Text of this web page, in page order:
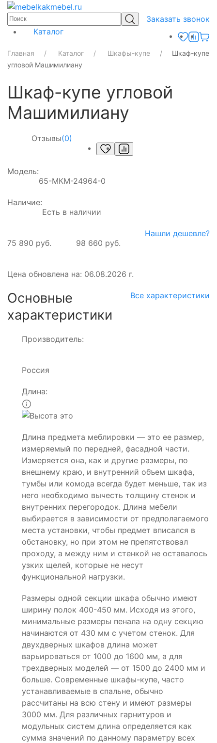
Заказать звонок
Каталог
Главная Каталог Шкафы-купе
Шкаф-купе
угловой Машимилиану
Шкаф-купе угловой
Машимилиану
Отзывы(0)
Модель:
65-МКМ-24964-0
Наличие:
Есть в наличии
75 890 руб. 98 660 руб.
Нашли дешевле?
Цена обновлена на: 06.08.2026 г.
Основные
характеристики
Все характеристики
Производитель:
Россия
Длина:
Длина предмета меблировки — это ее размер,
измеряемый по передней, фасадной части.
Измеряется она, как и другие размеры, по
внешнему краю, и внутренний объем шкафа,
тумбы или комода всегда будет меньше, так из
него необходимо вычесть толщину стенок и
внутренних перегородок. Длина мебели
выбирается в зависимости от предполагаемого
места установки, чтобы предмет вписался в
обстановку, но при этом не препятствовал
проходу, а между ним и стенкой не оставалось
узких щелей, которые не несут
функциональной нагрузки.
Размеры одной секции шкафа обычно имеют
ширину полок 400-450 мм. Исходя из этого,
минимальные размеры пенала на одну секцию
начинаются от 430 мм с учетом стенок. Для
двухдверных шкафов длина может
варьироваться от 1000 до 1600 мм, а для
трехдверных моделей — от 1500 до 2400 мм и
больше. Современные шкафы-купе, часто
устанавливаемые в спальне, обычно
рассчитаны на всю стену и имеют размеры
3000 мм. Для различных гарнитуров и
модульных систем длина определяется как
сумма значений по данному параметру всех